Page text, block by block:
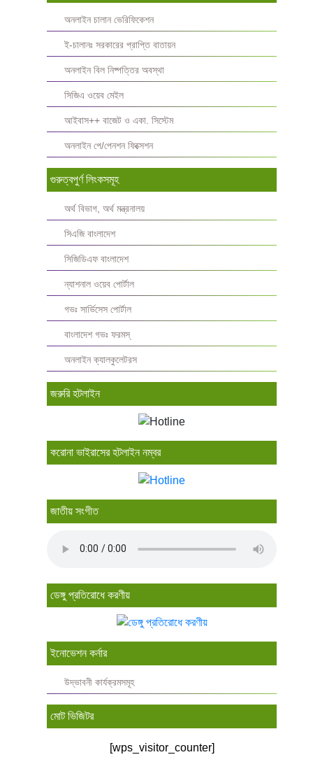
অনলাইন চালান ভেরিফিকেশন
ই-চালানঃ সরকারের প্রাপ্তি বাতায়ন
অনলাইন বিল নিষ্পত্তির অবস্থা
সিজিএ ওয়েব মেইল
আইবাস++ বাজেট ও একা. সিস্টেম
অনলাইন পে/পেনশন ফিক্সেশন
গুরুত্বপুর্ণ লিংকসমূহ
অর্থ বিভাগ, অর্থ মন্ত্রনালয়
সিএজি বাংলাদেশ
সিজিডিএফ বাংলাদেশ
ন্যাশনাল ওয়েব পোর্টাল
গভঃ সার্ভিসেস পোর্টাল
বাংলাদেশ গভঃ ফরমস্‌
অনলাইন ক্যালকুলেটরস
জরুরি হটলাইন
করোনা ভাইরাসের হটলাইন নম্বর
জাতীয় সংগীত
ডেঙ্গু প্রতিরোধে করণীয়
ইনোভেশন কর্নার
উদ্ভাবনী কার্যক্রমসমূহ
মোট ভিজিটর
[wps_visitor_counter]